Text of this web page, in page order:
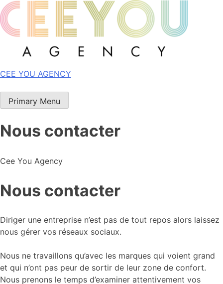
Skip
to
content
CEE YOU AGENCY
Primary Menu
Nous contacter
Cee You Agency
Nous contacter
Diriger une entreprise n’est pas de tout repos alors laissez
nous gérer vos réseaux sociaux.
Nous ne travaillons qu’avec les marques qui voient grand
et qui n’ont pas peur de sortir de leur zone de confort.
Nous prenons le temps d’examiner attentivement vos